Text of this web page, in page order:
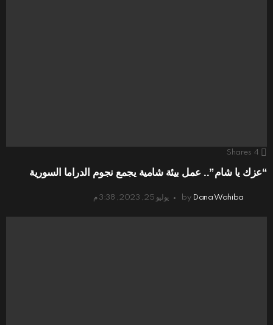
4
Shares
“عزك يا شام”.. عمل بيئة شامية يجمع نجوم الدراما السورية
by Dana Wahiba يوليو 25, 2023, 3:38 م